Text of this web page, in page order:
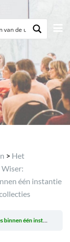
> Het
één instantie
één instantie